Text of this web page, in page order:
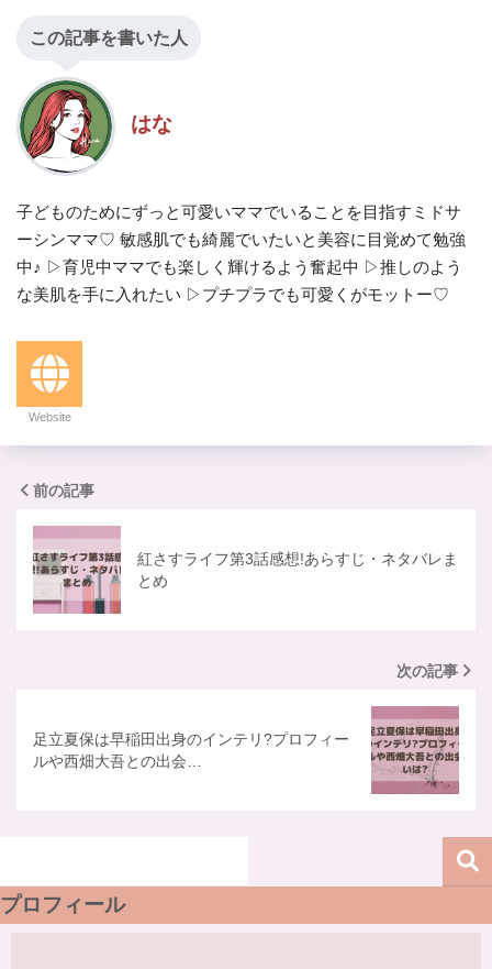
この記事を書いた人
はな
子どものためにずっと可愛いママでいることを目指すミドサ
ーシンママ♡ 敏感肌でも綺麗でいたいと美容に目覚めて勉強
中♪ ▷育児中ママでも楽しく輝けるよう奮起中 ▷推しのよう
な美肌を手に入れたい ▷プチプラでも可愛くがモットー♡
Website
前の記事
紅さすライフ第3話感想!あらすじ・ネタバレま
とめ
次の記事
足立夏保は早稲田出身のインテリ?プロフィー
ルや西畑大吾との出会…
プロフィール